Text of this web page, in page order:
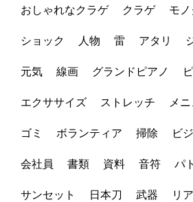
おしゃれなクラゲ クラゲ モノ
ショック 人物 雷 アタリ
元気 線画 グランドピアノ
エクササイズ ストレッチ メ
ゴミ ボランティア 掃除 ビ
会社員 書類 資料 音符 パ
サンセット 日本刀 武器 リ